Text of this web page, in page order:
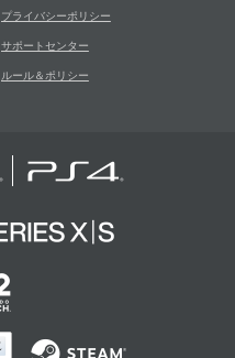
プライバシーポリシー
サポートセンター
ルール＆ポリシー